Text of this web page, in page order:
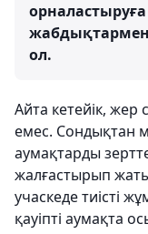
жабдықтармен
ол.
Айта кетейік, жер
емес. Сондықтан
аумақтарды
жалғастырып
учаскеде тиісті
қауіпті аумақта